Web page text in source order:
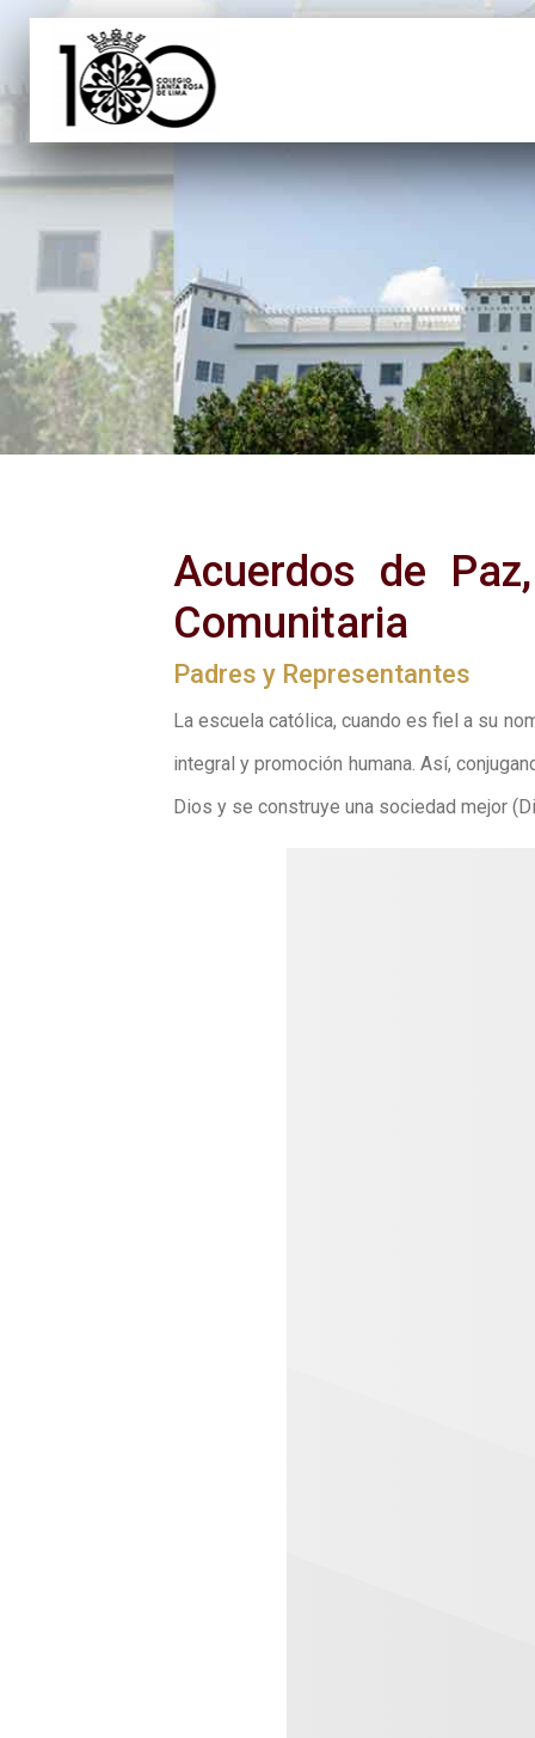
Acuerdos de
Comunitaria
Padres y Representantes
La escuela católica, cuando es fiel a su
integral y promoción humana. Así,
Dios y se construye una sociedad mejor